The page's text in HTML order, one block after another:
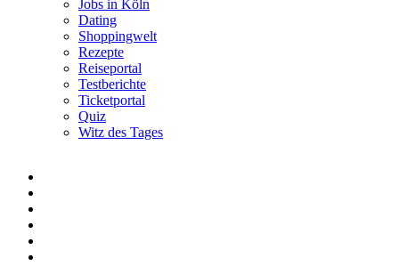
Jobs in Köln
Dating
Shoppingwelt
Rezepte
Reiseportal
Testberichte
Ticketportal
Quiz
Witz des Tages